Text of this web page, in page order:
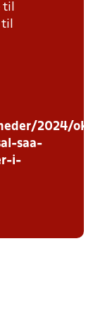
til
2024/
saa-
i-